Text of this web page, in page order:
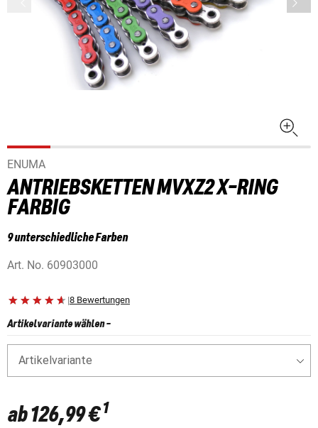
ENUMA
ANTRIEBSKETTEN MVXZ2 X-RING
FARBIG
9 unterschiedliche Farben
Art. No. 60903000
|8 Bewertungen
Artikelvariante wählen-
Artikelvariante
ab126,99 €1